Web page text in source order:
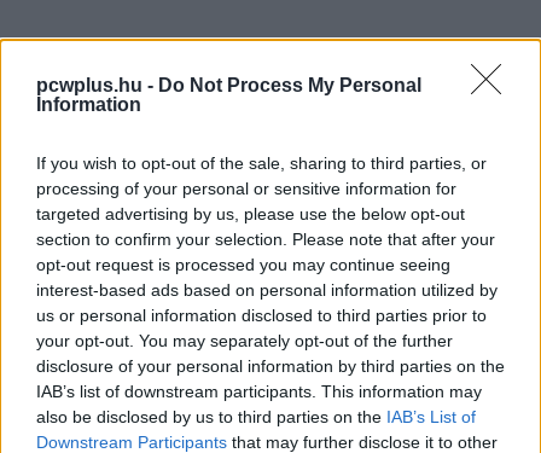
pcwplus.hu - Do Not Process My Personal
Information
If you wish to opt-out of the sale, sharing to third parties, or
processing of your personal or sensitive information for
targeted advertising by us, please use the below opt-out
section to confirm your selection. Please note that after your
opt-out request is processed you may continue seeing
interest-based ads based on personal information utilized by
us or personal information disclosed to third parties prior to
your opt-out. You may separately opt-out of the further
disclosure of your personal information by third parties on the
IAB’s list of downstream participants. This information may
also be disclosed by us to third parties on the IAB’s List of
Downstream Participants that may further disclose it to other
Ken Hu, a Huawei egyik elnöke a World Economic Forum
okostelefonja valójában hajlékony mobil lesz. Az is
kiderült, hogy az eszköz valamikor 2019 közepén jelenik
majd meg. Az 5G-s modellt épp júniusra várták a
szakértők.